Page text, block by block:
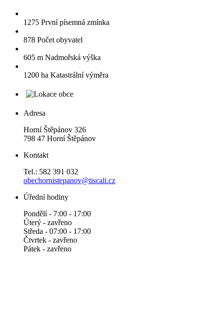
1275 První písemná zmínka
878 Počet obyvatel
605 m Nadmořská výška
1200 ha Katastrální výměra
Adresa
Horní Štěpánov 326
798 47 Horní Štěpánov
Kontakt
Tel.: 582 391 032
obechornistepanov@tiscali.cz
Úřední hodiny
Pondělí - 7:00 - 17:00
Úterý - zavřeno
Středa - 07:00 - 17:00
Čtvrtek - zavřeno
Pátek - zavřeno